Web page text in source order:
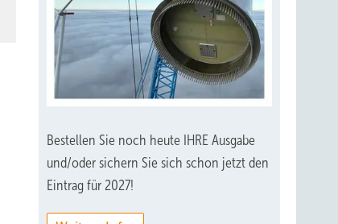
Bestellen Sie noch heute IHRE Ausgabe
und/oder sichern Sie sich schon jetzt den
Eintrag für 2027!